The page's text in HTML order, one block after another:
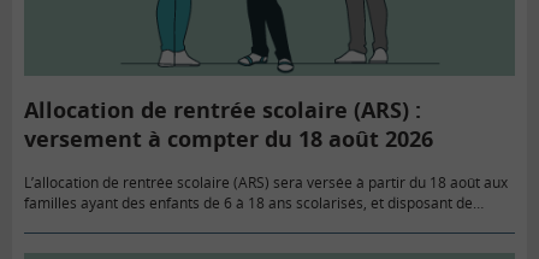
Allocation de rentrée scolaire (ARS) :
versement à compter du 18 août 2026
L’allocation de rentrée scolaire (ARS) sera versée à partir du 18 août aux
familles ayant des enfants de 6 à 18 ans scolarisés, et disposant de